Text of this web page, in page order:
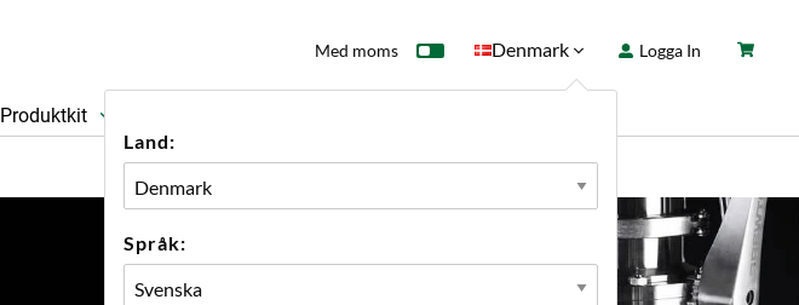
Med moms Denmark
Land:
Språk:
Logga In
Produktkit